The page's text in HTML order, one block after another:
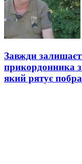
Завжди
прикордонника
який рятує